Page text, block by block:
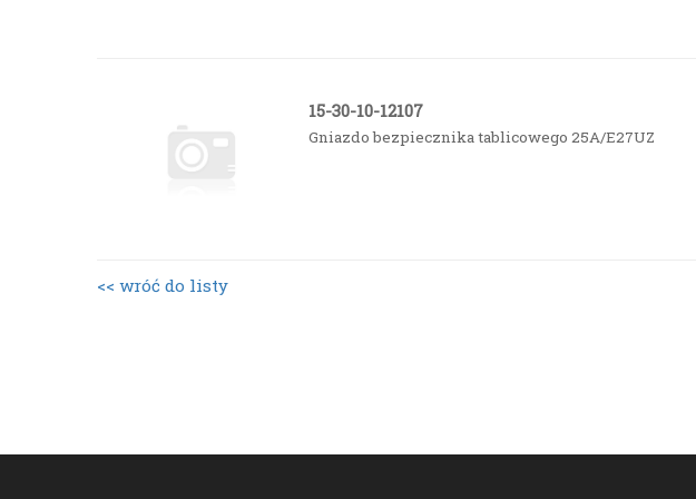
15-30-10-12107
Gniazdo bezpiecznika tablicowego 25A/E27UZ
<< wróć do listy